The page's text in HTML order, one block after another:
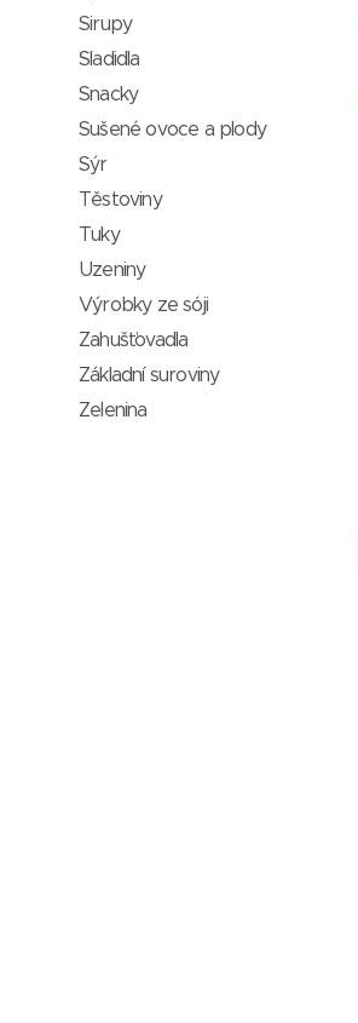
Sirupy
Sladidla
Snacky
Sušené ovoce a plody
Sýr
Těstoviny
Tuky
Uzeniny
Výrobky ze sóji
Zahušťovadla
Základní suroviny
Zelenina